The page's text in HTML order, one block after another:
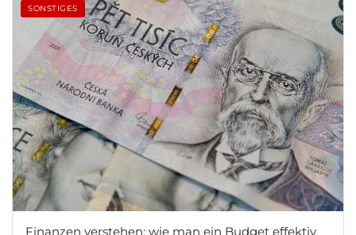
SONSTIGES
Finanzen verstehen: wie man ein Budget effektiv